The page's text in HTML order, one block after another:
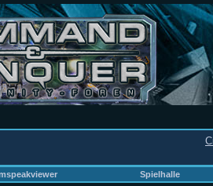
Spielhalle